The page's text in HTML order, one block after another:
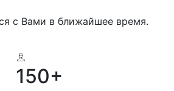
с Вами в ближайшее время.
150+